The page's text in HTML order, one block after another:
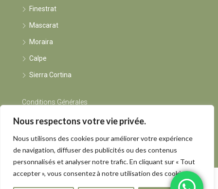
Nous respectons votre vie privée.
Nous utilisons des cookies pour améliorer votre expérience
de navigation, diffuser des publicités ou des contenus
personnalisés et analyser notre trafic. En cliquant sur « Tout
accepter », vous consentez à notre utilisation des cookies.
Finestrat
Mascarat
Moraira
Calpe
Sierra Cortina
Conditions Générales